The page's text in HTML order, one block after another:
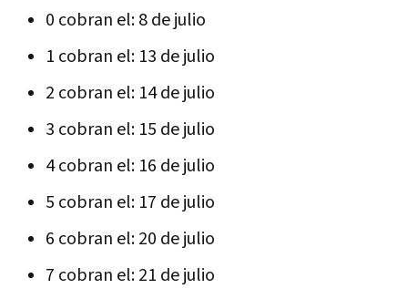
0 cobran el: 8 de julio
1 cobran el: 13 de julio
2 cobran el: 14 de julio
3 cobran el: 15 de julio
4 cobran el: 16 de julio
5 cobran el: 17 de julio
6 cobran el: 20 de julio
7 cobran el: 21 de julio